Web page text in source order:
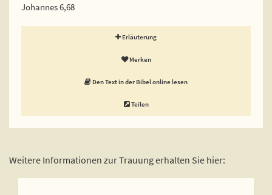
Johannes 6,68
Erläuterung
Merken
Den Text in der Bibel online lesen
Teilen
Weitere Informationen zur Trauung erhalten Sie hier: